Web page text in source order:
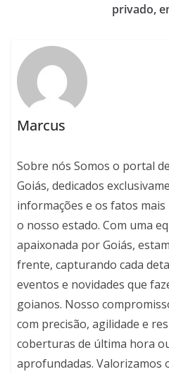
privado,
Marcus
Sobre nós Somos o portal
Goiás, dedicados
informações e os fatos
o nosso estado. Com uma
apaixonada por Goiás,
frente, capturando cada
eventos e novidades que
goianos. Nosso
com precisão, agilidade e
coberturas de última hora
aprofundadas. Valorizamos